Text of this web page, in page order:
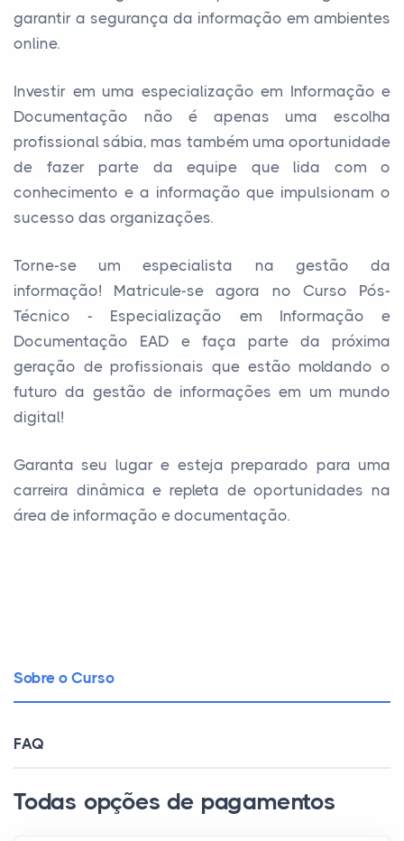
garantir a segurança da informação em ambientes
online.
Investir em uma especialização em Informação e
Documentação não é apenas uma escolha
profissional sábia, mas também uma oportunidade
de fazer parte da equipe que lida com o
conhecimento e a informação que impulsionam o
sucesso das organizações.
Torne-se um especialista na gestão da
informação! Matricule-se agora no Curso Pós-
Técnico - Especialização em Informação e
Documentação EAD e faça parte da próxima
geração de profissionais que estão moldando o
futuro da gestão de informações em um mundo
digital!
Garanta seu lugar e esteja preparado para uma
carreira dinâmica e repleta de oportunidades na
área de informação e documentação.
Sobre o Curso
FAQ
Todas opções de pagamentos